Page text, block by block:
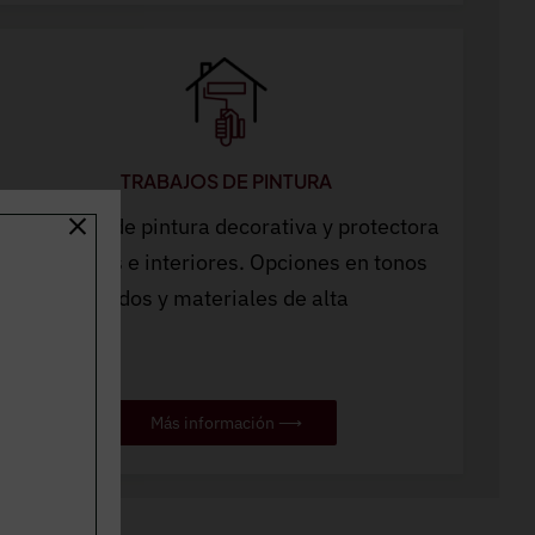
TRABAJOS DE PINTURA
Aplicación de pintura decorativa y protectora
en fachadas e interiores. Opciones en tonos
personalizados y materiales de alta
Más información ⟶